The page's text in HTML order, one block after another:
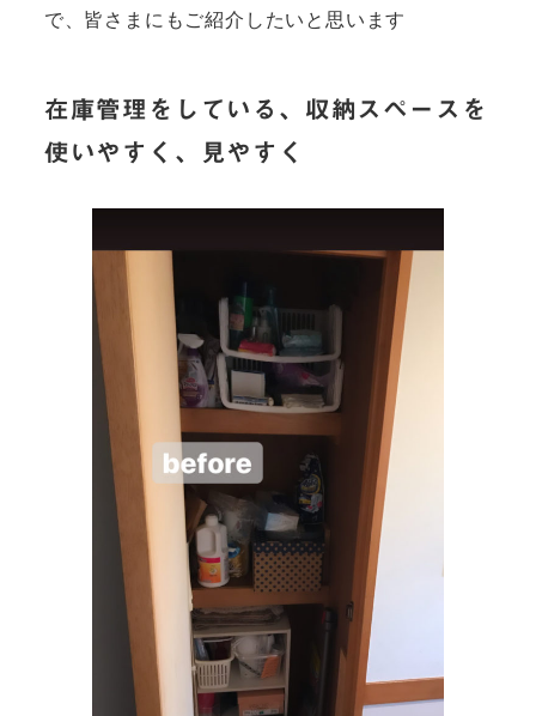
で、皆さまにもご紹介したいと思います
在庫管理をしている、収納スペースを
使いやすく、見やすく